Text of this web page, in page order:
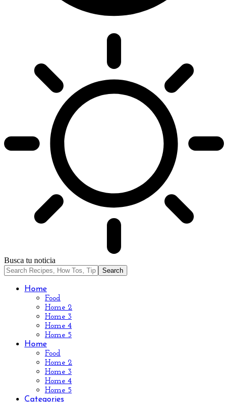
Busca tu noticia
Home
Food
Home 2
Home 3
Home 4
Home 5
Home
Food
Home 2
Home 3
Home 4
Home 5
Categories